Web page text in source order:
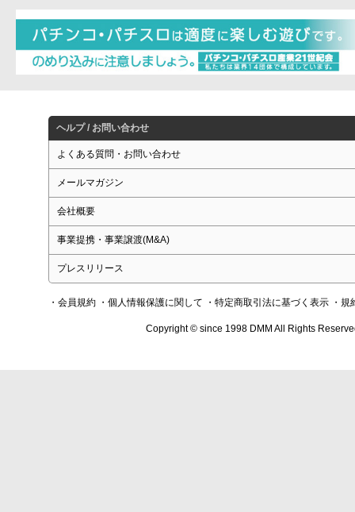
ヘルプ / お問い合わせ
よくある質問・お問い合わせ
メールマガジン
会社概要
事業提携・事業譲渡(M&A)
プレスリリース
・会員規約 ・個人情報保護に関して ・特定商取引法に基づく表示 ・規
Copyright © since 1998 DMM All Rights